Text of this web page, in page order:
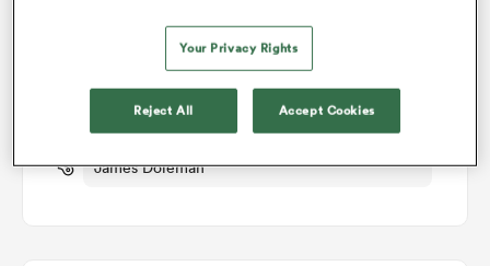
RugbyPass TV
James Doleman
Your Privacy Rights
Reject All Accept Cookies